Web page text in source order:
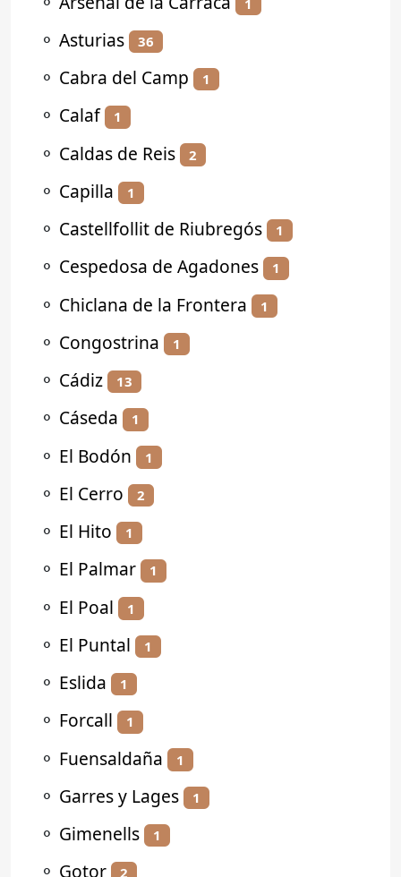
⚬ Asturias 36
⚬ Cabra del Camp 1
⚬ Calaf 1
⚬ Caldas de Reis 2
⚬ Capilla 1
⚬ Castellfollit de Riubregós 1
⚬ Cespedosa de Agadones 1
⚬ Chiclana de la Frontera 1
⚬ Congostrina 1
⚬ Cádiz 13
⚬ Cáseda 1
⚬ El Bodón 1
⚬ El Cerro 2
⚬ El Hito 1
⚬ El Palmar 1
⚬ El Poal 1
⚬ El Puntal 1
⚬ Eslida 1
⚬ Forcall 1
⚬ Fuensaldaña 1
⚬ Garres y Lages 1
⚬ Gimenells 1
⚬ Gotor 2